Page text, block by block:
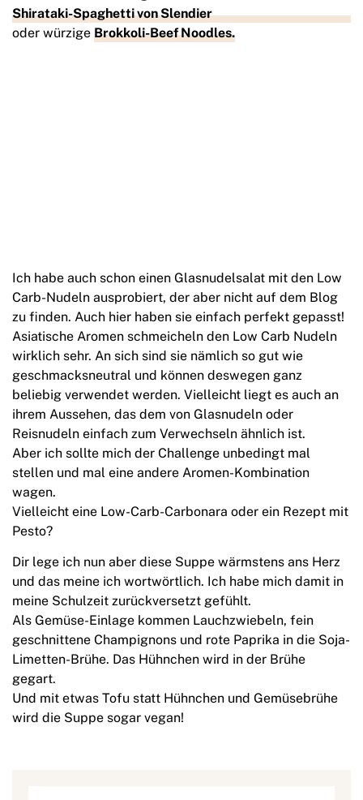
Shirataki-Spaghetti von Slendier
oder würzige Brokkoli-Beef Noodles.
Ich habe auch schon einen Glasnudelsalat mit den Low
Carb-Nudeln ausprobiert, der aber nicht auf dem Blog
zu finden. Auch hier haben sie einfach perfekt gepasst!
Asiatische Aromen schmeicheln den Low Carb Nudeln
wirklich sehr. An sich sind sie nämlich so gut wie
geschmacksneutral und können deswegen ganz
beliebig verwendet werden. Vielleicht liegt es auch an
ihrem Aussehen, das dem von Glasnudeln oder
Reisnudeln einfach zum Verwechseln ähnlich ist.
Aber ich sollte mich der Challenge unbedingt mal
stellen und mal eine andere Aromen-Kombination
wagen.
Vielleicht eine Low-Carb-Carbonara oder ein Rezept mit
Pesto?
Dir lege ich nun aber diese Suppe wärmstens ans Herz
und das meine ich wortwörtlich. Ich habe mich damit in
meine Schulzeit zurückversetzt gefühlt.
Als Gemüse-Einlage kommen Lauchzwiebeln, fein
geschnittene Champignons und rote Paprika in die Soja-
Limetten-Brühe. Das Hühnchen wird in der Brühe
gegart.
Und mit etwas Tofu statt Hühnchen und Gemüsebrühe
wird die Suppe sogar vegan!